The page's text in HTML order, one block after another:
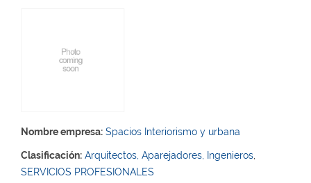
Nombre empresa: Spacios Interiorismo y urbana
Clasificación: Arquitectos, Aparejadores, Ingenieros
SERVICIOS PROFESIONALES